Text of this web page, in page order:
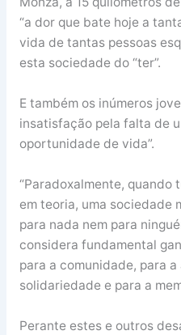
“a dor que bate hoje a
vida de tantas pessoas
esta sociedade do “ter”.
E também os inúmeros
insatisfação pela falta de
oportunidade de vida”.
“Paradoxalmente, quando
em teoria, uma sociedade
para nada nem para
considera fundamental
para a comunidade, para a
solidariedade e para a
Perante estes e outros